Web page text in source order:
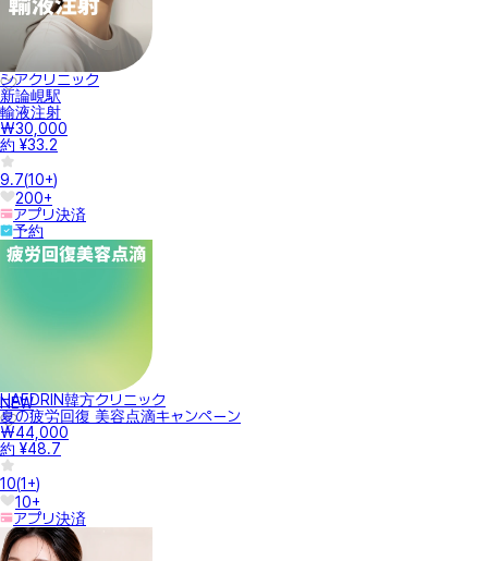
シアクリニック
新論峴駅
輸液注射
₩30,000
約 ¥33.2
9.7(10+)
200+
アプリ決済
予約
NEW
HAEDRIN韓方クリニック
夏の疲労回復 美容点滴キャンペーン
₩44,000
約 ¥48.7
10(1+)
10+
アプリ決済